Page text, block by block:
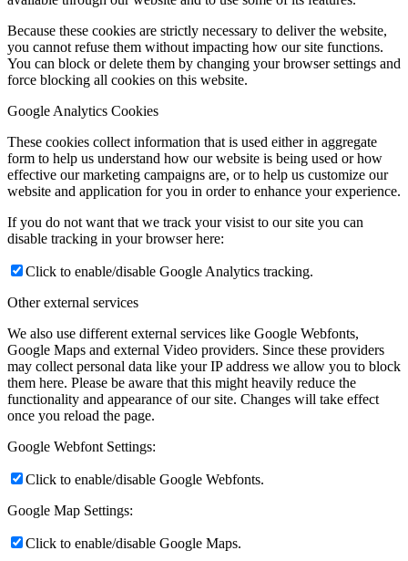
Because these cookies are strictly necessary to deliver the website,
you cannot refuse them without impacting how our site functions.
You can block or delete them by changing your browser settings and
force blocking all cookies on this website.
Google Analytics Cookies
These cookies collect information that is used either in aggregate
form to help us understand how our website is being used or how
effective our marketing campaigns are, or to help us customize our
website and application for you in order to enhance your experience.
If you do not want that we track your visist to our site you can
disable tracking in your browser here:
Click to enable/disable Google Analytics tracking.
Other external services
We also use different external services like Google Webfonts,
Google Maps and external Video providers. Since these providers
may collect personal data like your IP address we allow you to block
them here. Please be aware that this might heavily reduce the
functionality and appearance of our site. Changes will take effect
once you reload the page.
Google Webfont Settings:
Click to enable/disable Google Webfonts.
Google Map Settings:
Click to enable/disable Google Maps.